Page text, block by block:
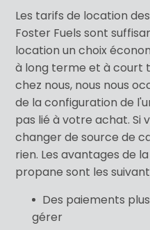
Les tarifs de location
Foster Fuels sont
location un choix
à long terme et à court
chez nous, nous nous
de la configuration de
pas lié à votre achat. Si
changer de source de
rien. Les avantages de
propane sont les
Des paiements
gérer